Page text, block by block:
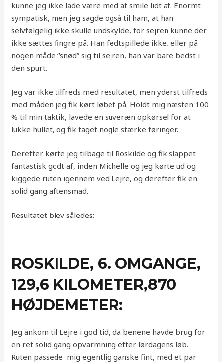
kunne jeg ikke lade være med at smile lidt af. Enormt
sympatisk, men jeg sagde også til ham, at han
selvfølgelig ikke skulle undskylde, for sejren kunne der
ikke sættes fingre på. Han fedtspillede ikke, eller på
nogen måde “snød” sig til sejren, han var bare bedst i
den spurt.
Jeg var ikke tilfreds med resultatet, men yderst tilfreds
med måden jeg fik kørt løbet på. Holdt mig næsten 100
% til min taktik, lavede en suveræn opkørsel for at
lukke hullet, og fik taget nogle stærke føringer.
Derefter kørte jeg tilbage til Roskilde og fik slappet
fantastisk godt af, inden Michelle og jeg kørte ud og
kiggede ruten igennem ved Lejre, og derefter fik en
solid gang aftensmad.
Resultatet blev således:
ROSKILDE, 6. OMGANGE,
129,6 KILOMETER,870
HØJDEMETER:
Jeg ankom til Lejre i god tid, da benene havde brug for
en ret solid gang opvarmning efter lørdagens løb.
Ruten passede mig egentlig ganske fint, med et par